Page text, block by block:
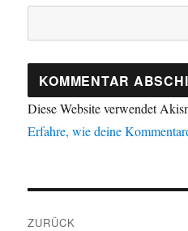
Diese Website verwendet
Erfahre, wie deine
ZURÜCK